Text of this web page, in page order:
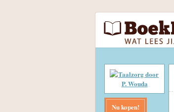
Nu kopen!